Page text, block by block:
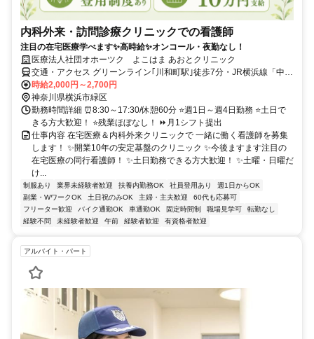
内科外来・訪問診療クリニックでの看護師
注目の在宅医療学べます✨高時給✨オンコール・夜勤なし！
医療法人社団オホーツク よこはま あおとクリニック
交通・アクセス グリーンライン｢川和町駅｣徒歩7分・JR横浜線「中山
駅」徒歩16分 ⭐車・バイク通勤OK！
時給2,000円～2,700円
神奈川県横浜市緑区
勤務時間詳細 ⏰8:30～17:30/休憩60分 ⭐週1日～週4日勤務 ⭐土日で
きる方大歓迎！ ⭐残業ほぼなし！ ⏩月1シフト提出
仕事内容 在宅医療＆内科外来クリニックで 一緒に働く看護師を募集
します！ ✨開業10年の安定基盤のクリニック ✨今後ますます注目の
在宅医療の同行看護師！ ✨土日勤務できる方大歓迎！ ✨土曜・日曜だ
け...
制服あり 業界未経験者歓迎 扶養内勤務OK 社員登用あり
週1日からOK
副業・WワークOK
土日祝のみOK 主婦・主夫歓迎
60代も応募可
フリーター歓迎
バイク通勤OK 車通勤OK 固定時間制 職場見学可
転勤なし
経験不問
未経験者歓迎 午前 経験者歓迎 有資格者歓迎
アルバイト・パート